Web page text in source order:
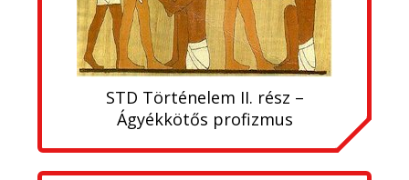
STD Történelem II. rész –
Ágyékkötős profizmus